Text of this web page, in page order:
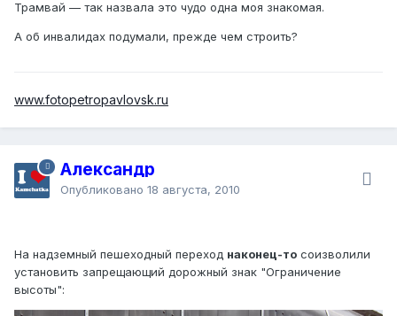
Трамвай — так назвала это чудо одна моя знакомая.
А об инвалидах подумали, прежде чем строить?
www.fotopetropavlovsk.ru
Александр
Опубликовано 18 августа, 2010
На надземный пешеходный переход наконец-то соизволили
установить запрещающий дорожный знак "Ограничение
высоты":